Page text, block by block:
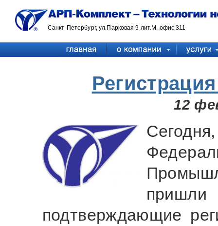
Санкт-Петербург, ул.Парковая 9 лит.М, офис 311
12
подтверждающие